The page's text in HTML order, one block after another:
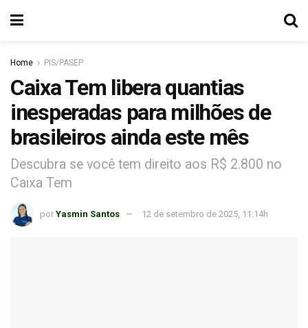
Home PIS/PASEP
Caixa Tem libera quantias
inesperadas para milhões de
brasileiros ainda este mês
Descubra se você tem direito aos R$ 2.800 no
Caixa Tem
por Yasmin Santos 12 de setembro de 2025, 11:14h